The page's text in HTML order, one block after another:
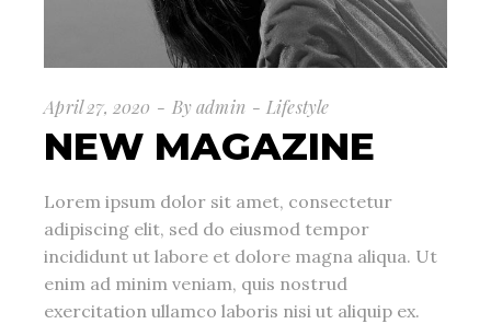
April 27, 2020 Byadmin Lifestyle
NEW MAGAZINE
Lorem ipsum dolor sit amet, consectetur
adipiscing elit, sed do eiusmod tempor
incididunt ut labore et dolore magna aliqua. Ut
enim ad minim veniam, quis nostrud
exercitation ullamco laboris nisi ut aliquip ex.